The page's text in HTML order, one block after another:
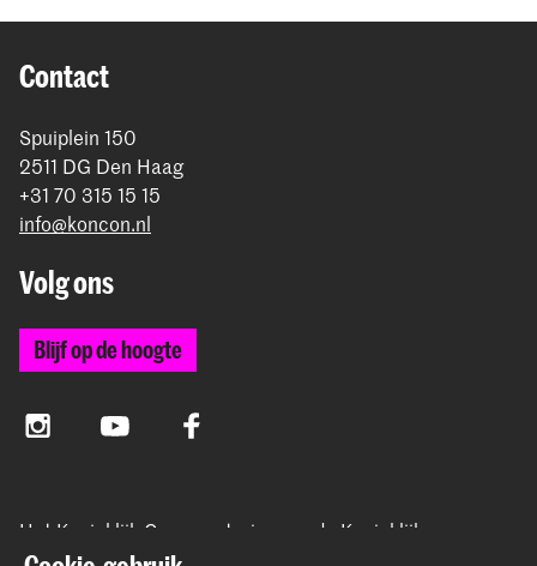
Contact
Spuiplein 150
2511 DG Den Haag
+31 70 315 15 15
info@koncon.nl
Volg ons
Blijf op de hoogte
InstagramYouTube Facebook
Het Koninklijk Conservatorium en de Koninklijke
Academie van Beeldende Kunsten vormen samen